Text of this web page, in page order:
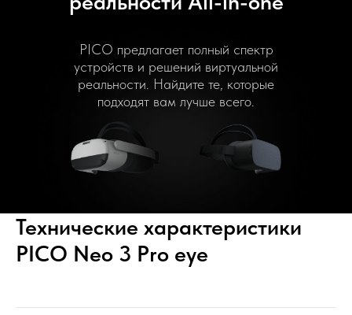
PICO предлагает полный спектр
устройств и решений виртуальной
реальности. Найдите те, которые
подходят вам лучше всего.
Технические характеристики
PICO Neo 3 Pro eye